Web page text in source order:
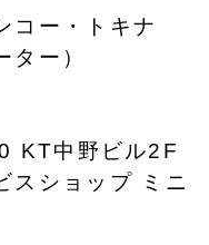
コー・トキナ
ー）
KT中野ビル2F
スショップ ミニ